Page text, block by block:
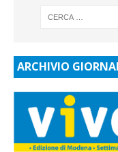
ARCHIVIO